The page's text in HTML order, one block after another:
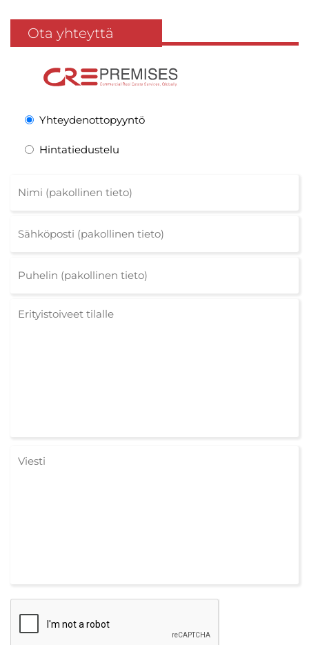
Ota yhteyttä
Yhteydenottopyyntö
Hintatiedustelu